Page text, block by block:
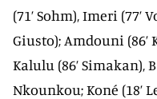
(71’ Sohm), Imeri (77’
Giusto); Amdouni
Kalulu (86’ Simakan),
Nkounkou; Koné (18’